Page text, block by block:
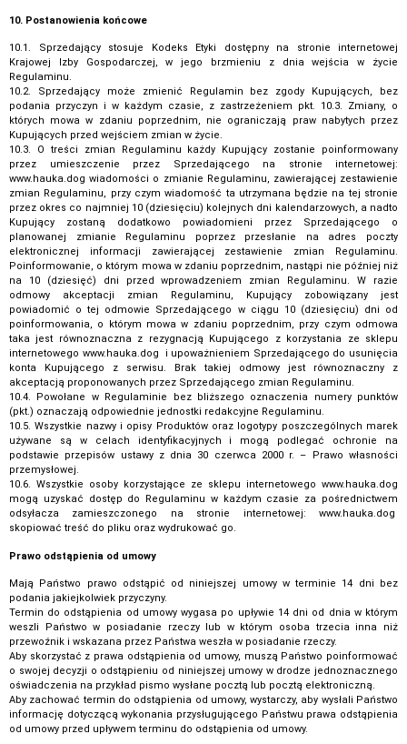
10. Postanowienia końcowe
10.1. Sprzedający stosuje Kodeks Etyki dostępny na stronie internetowej
Krajowej Izby Gospodarczej, w jego brzmieniu z dnia wejścia w życie
Regulaminu.
10.2. Sprzedający może zmienić Regulamin bez zgody Kupujących, bez
podania przyczyn i w każdym czasie, z zastrzeżeniem pkt. 10.3. Zmiany, o
których mowa w zdaniu poprzednim, nie ograniczają praw nabytych przez
Kupujących przed wejściem zmian w życie.
10.3. O treści zmian Regulaminu każdy Kupujący zostanie poinformowany
przez umieszczenie przez Sprzedającego na stronie internetowej:
www.hauka.dog wiadomości o zmianie Regulaminu, zawierającej zestawienie
zmian Regulaminu, przy czym wiadomość ta utrzymana będzie na tej stronie
przez okres co najmniej 10 (dziesięciu) kolejnych dni kalendarzowych, a nadto
Kupujący zostaną dodatkowo powiadomieni przez Sprzedającego o
planowanej zmianie Regulaminu poprzez przesłanie na adres poczty
elektronicznej informacji zawierającej zestawienie zmian Regulaminu.
Poinformowanie, o którym mowa w zdaniu poprzednim, nastąpi nie później niż
na 10 (dziesięć) dni przed wprowadzeniem zmian Regulaminu. W razie
odmowy akceptacji zmian Regulaminu, Kupujący zobowiązany jest
powiadomić o tej odmowie Sprzedającego w ciągu 10 (dziesięciu) dni od
poinformowania, o którym mowa w zdaniu poprzednim, przy czym odmowa
taka jest równoznaczna z rezygnacją Kupującego z korzystania ze sklepu
internetowego www.hauka.dog i upoważnieniem Sprzedającego do usunięcia
konta Kupującego z serwisu. Brak takiej odmowy jest równoznaczny z
akceptacją proponowanych przez Sprzedającego zmian Regulaminu.
10.4. Powołane w Regulaminie bez bliższego oznaczenia numery punktów
(pkt.) oznaczają odpowiednie jednostki redakcyjne Regulaminu.
10.5. Wszystkie nazwy i opisy Produktów oraz logotypy poszczególnych marek
używane są w celach identyfikacyjnych i mogą podlegać ochronie na
podstawie przepisów ustawy z dnia 30 czerwca 2000 r. – Prawo własności
przemysłowej.
10.6. Wszystkie osoby korzystające ze sklepu internetowego www.hauka.dog
mogą uzyskać dostęp do Regulaminu w każdym czasie za pośrednictwem
odsyłacza zamieszczonego na stronie internetowej: www.hauka.dog
skopiować treść do pliku oraz wydrukować go.
Prawo odstąpienia od umowy
Mają Państwo prawo odstąpić od niniejszej umowy w terminie 14 dni bez
podania jakiejkolwiek przyczyny.
Termin do odstąpienia od umowy wygasa po upływie 14 dni od dnia w którym
weszli Państwo w posiadanie rzeczy lub w którym osoba trzecia inna niż
przewoźnik i wskazana przez Państwa weszła w posiadanie rzeczy.
Aby skorzystać z prawa odstąpienia od umowy, muszą Państwo poinformować
o swojej decyzji o odstąpieniu od niniejszej umowy w drodze jednoznacznego
oświadczenia na przykład pismo wysłane pocztą lub pocztą elektroniczną.
Aby zachować termin do odstąpienia od umowy, wystarczy, aby wysłali Państwo
informację dotyczącą wykonania przysługującego Państwu prawa odstąpienia
od umowy przed upływem terminu do odstąpienia od umowy.